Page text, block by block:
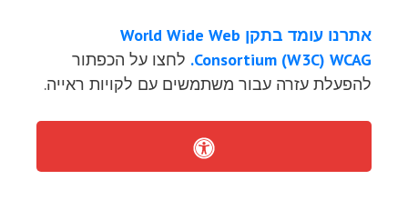
אתרנו עומד בתקן World Wide Web
Consortium (W3C) WCAG. לחצו על הכפתור
להפעלת עזרה עבור משתמשים עם לקויות ראייה.